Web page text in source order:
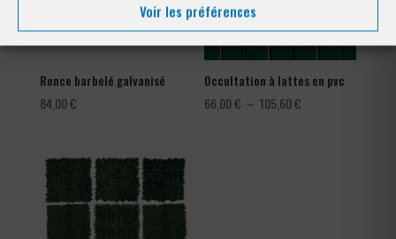
Voir les préférences
Ronce barbelé galvanisé
84,00€
Occultation à lattes en pvc
66,00€ – 105,60€